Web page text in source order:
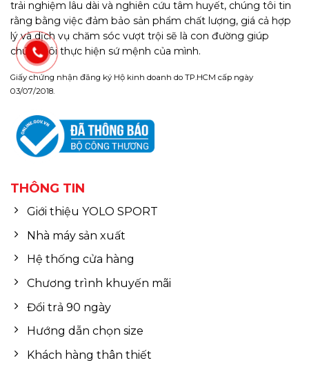
trải nghiệm lâu dài và nghiên cứu tâm huyết, chúng tôi tin
rằng bằng việc đảm bảo sản phẩm chất lượng, giá cả hợp
lý và dịch vụ chăm sóc vượt trội sẽ là con đường giúp
chúng tôi thực hiện sứ mệnh của mình.
Giấy chứng nhận đăng ký Hộ kinh doanh do TP.HCM cấp ngày
03/07/2018.
THÔNG TIN
Giới thiệu YOLO SPORT
Nhà máy sản xuất
Hệ thống cửa hàng
Chương trình khuyến mãi
Đổi trả 90 ngày
Hướng dẫn chọn size
Khách hàng thân thiết